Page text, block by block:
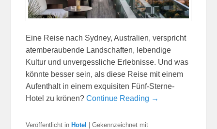
Eine Reise nach Sydney, Australien, verspricht
atemberaubende Landschaften, lebendige
Kultur und unvergessliche Erlebnisse. Und was
könnte besser sein, als diese Reise mit einem
Aufenthalt in einem exquisiten Fünf-Sterne-
Hotel zu krönen?Continue Reading →
Veröffentlicht in Hotel |Gekennzeichnet mit